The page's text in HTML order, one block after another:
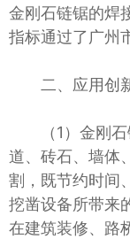
金刚石链锯的焊
指标通过了广州
二、应用创
（1）金刚
道、砖石、墙体
割，既节约时间
挖凿设备所带来
在建筑装修、路